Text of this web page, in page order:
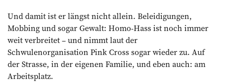
Und damit ist er längst nicht allein. Beleidigungen,
Mobbing und sogar Gewalt: Homo-Hass ist noch immer
weit verbreitet – und nimmt laut der
Schwulenorganisation Pink Cross sogar wieder zu. Auf
der Strasse, in der eigenen Familie, und eben auch: am
Arbeitsplatz.